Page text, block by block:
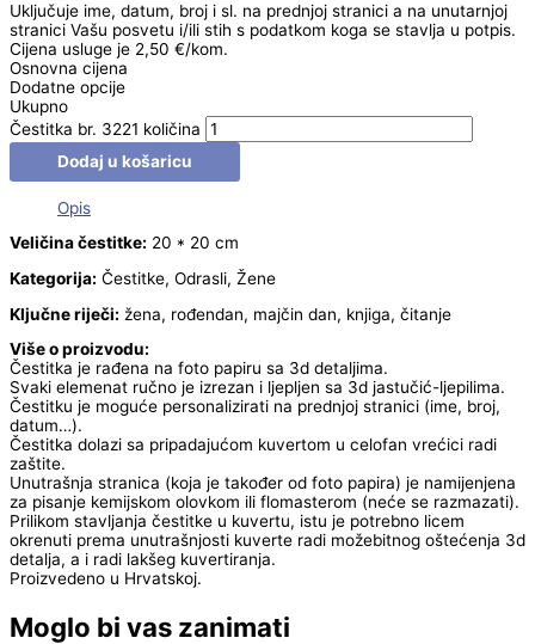
Uključuje ime, datum, broj i sl. na prednjoj stranici a na unutarnjoj
stranici Vašu posvetu i/ili stih s podatkom koga se stavlja u potpis.
Cijena usluge je 2,50 €/kom.
Osnovna cijena
Dodatne opcije
Ukupno
Čestitka br. 3221 količina
Dodaj u košaricu
Opis
Veličina čestitke: 20 * 20 cm
Kategorija: Čestitke, Odrasli, Žene
Ključne riječi: žena, rođendan, majčin dan, knjiga, čitanje
Više o proizvodu:
Čestitka je rađena na foto papiru sa 3d detaljima.
Svaki elemenat ručno je izrezan i ljepljen sa 3d jastučić-ljepilima.
Čestitku je moguće personalizirati na prednjoj stranici (ime, broj,
datum…).
Čestitka dolazi sa pripadajućom kuvertom u celofan vrećici radi
zaštite.
Unutrašnja stranica (koja je također od foto papira) je namijenjena
za pisanje kemijskom olovkom ili flomasterom (neće se razmazati).
Prilikom stavljanja čestitke u kuvertu, istu je potrebno licem
okrenuti prema unutrašnjosti kuverte radi možebitnog oštećenja 3d
detalja, a i radi lakšeg kuvertiranja.
Proizvedeno u Hrvatskoj.
Moglo bi vas zanimati